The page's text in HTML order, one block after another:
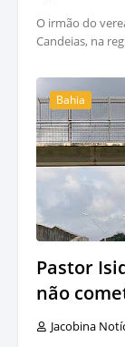
O irmão do
Candeias, na
Bahia
Pastor
não
Jacobina